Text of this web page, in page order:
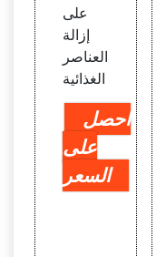
على
إزالة
العناصر
الغذائية
احصل
على
السعر